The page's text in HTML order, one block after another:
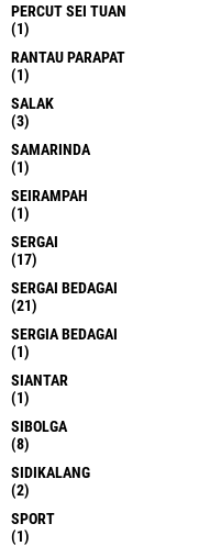
PERCUT SEI TUAN
(1)
RANTAU PARAPAT
(1)
SALAK
(3)
SAMARINDA
(1)
SEIRAMPAH
(1)
SERGAI
(17)
SERGAI BEDAGAI
(21)
SERGIA BEDAGAI
(1)
SIANTAR
(1)
SIBOLGA
(8)
SIDIKALANG
(2)
SPORT
(1)